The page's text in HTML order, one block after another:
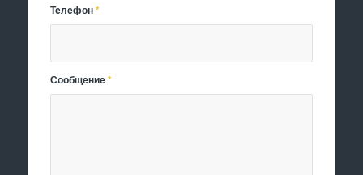
Телефон*
Сообщение*